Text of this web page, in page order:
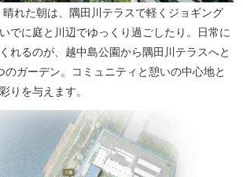
晴れた朝は、隅田川テラスで軽くジョギング
でに庭と川辺でゆっくり過ごしたり。日常に
れるのが、越中島公園から隅田川テラスへと
のガーデン。コミュニティと憩いの中心地と
りを与えます。